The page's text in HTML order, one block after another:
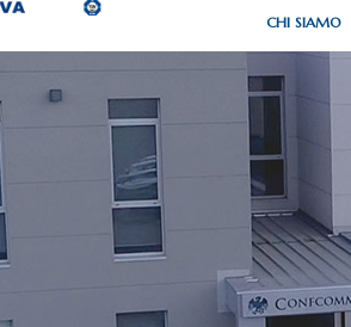
CHI SIAMO